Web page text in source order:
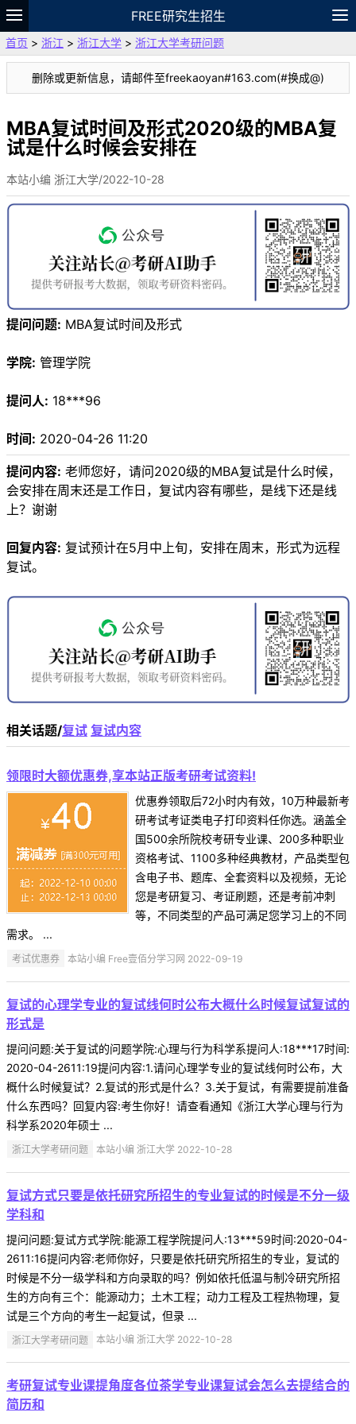
FREE研究生招生
题库
故事 专题 APP 笔记
VIP
资料
首页 > 浙江 > 浙江大学 > 浙江大学考研问题
删除或更新信息，请邮件至freekaoyan#163.com(#换成@)
MBA复试时间及形式2020级的MBA复
试是什么时候会安排在
本站小编 浙江大学/2022-10-28
提问问题: MBA复试时间及形式
学院: 管理学院
提问人: 18***96
时间: 2020-04-26 11:20
提问内容: 老师您好，请问2020级的MBA复试是什么时候，
会安排在周末还是工作日，复试内容有哪些，是线下还是线
上？谢谢
回复内容: 复试预计在5月中上旬，安排在周末，形式为远程
复试。
相关话题/复试 复试内容
领限时大额优惠券,享本站正版考研考试资料!
优惠券领取后72小时内有效，10万种最新考
研考试考证类电子打印资料任你选。涵盖全
国500余所院校考研专业课、200多种职业
资格考试、1100多种经典教材，产品类型包
含电子书、题库、全套资料以及视频，无论
您是考研复习、考证刷题，还是考前冲刺
等，不同类型的产品可满足您学习上的不同
需求。 ...
考试优惠券 本站小编 Free壹佰分学习网 2022-09-19
复试的心理学专业的复试线何时公布大概什么时候复试复试的
形式是
提问问题:关于复试的问题学院:心理与行为科学系提问人:18***17时间:
2020-04-2611:19提问内容:1.请问心理学专业的复试线何时公布，大
概什么时候复试？2.复试的形式是什么？3.关于复试，有需要提前准备
什么东西吗？回复内容:考生你好！请查看通知《浙江大学心理与行为
科学系2020年硕士 ...
浙江大学考研问题 本站小编 浙江大学 2022-10-28
复试方式只要是依托研究所招生的专业复试的时候是不分一级
学科和
提问问题:复试方式学院:能源工程学院提问人:13***59时间:2020-04-
2611:16提问内容:老师你好，只要是依托研究所招生的专业，复试的
时候是不分一级学科和方向录取的吗？例如依托低温与制冷研究所招
生的方向有三个：能源动力；土木工程；动力工程及工程热物理，复
试是三个方向的考生一起复试，但录 ...
浙江大学考研问题 本站小编 浙江大学 2022-10-28
考研复试专业课提角度各位茶学专业课复试会怎么去提结合的
简历和